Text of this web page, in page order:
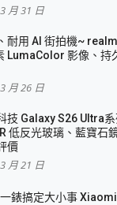
月 31 日
耐用 AI 街拍機~
LumaColor 影像、持
月 26 日
技 Galaxy S26 Ultra
低反光玻璃、藍寶石
價
月 21 日
錶搞定大小事